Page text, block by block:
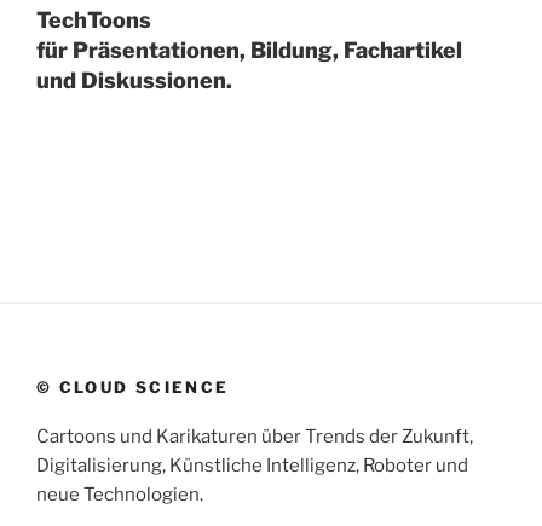
TechToons
für Präsentationen, Bildung, Fachartikel
und Diskussionen.
© CLOUD SCIENCE
Cartoons und Karikaturen über Trends der Zukunft,
Digitalisierung, Künstliche Intelligenz, Roboter und
neue Technologien.